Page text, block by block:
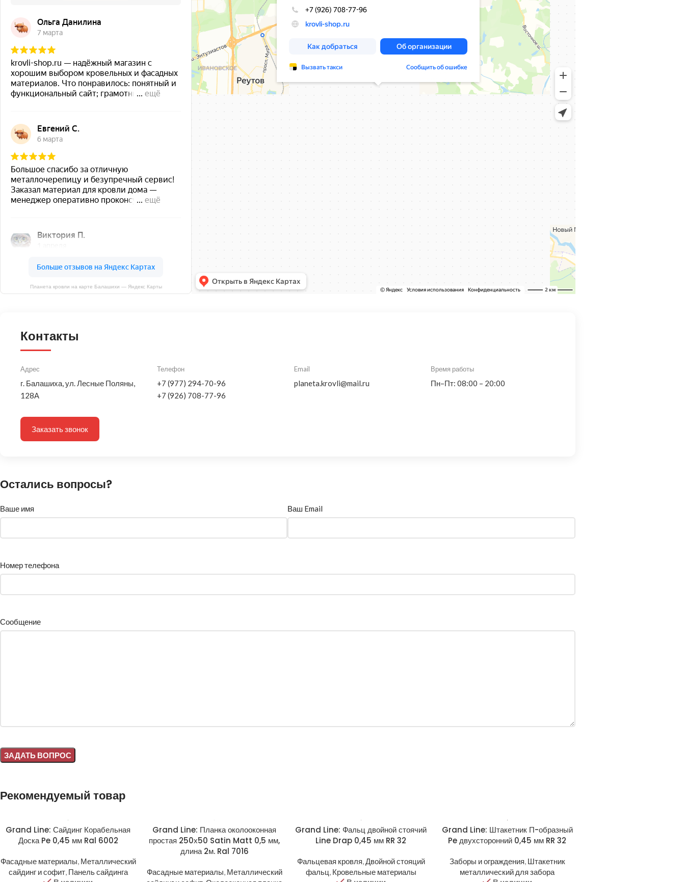
Планета кровли на карте Балашихи — Яндекс Карты
Контакты
Адрес
г. Балашиха, ул. Лесные Поляны,
128А
Телефон
+7 (977) 294-70-96
+7 (926) 708-77-96
Email
planeta.krovli@mail.ru
Время работы
Пн–Пт: 08:00 – 20:00
Заказать звонок
Остались вопросы?
Ваше имя Ваш Email
Номер телефона
Сообщение
Рекомендуемый товар
Grand Line: Сайдинг Корабельная
Доска Pe 0,45 мм Ral 6002
Фасадные материалы, Металлический
сайдинг и софит, Панель сайдинга
Grand Line: Планка околооконная
простая 250х50 Satin Matt 0,5 мм,
длина 2м. Ral 7016
Фасадные материалы, Металлический
Grand Line: Фальц двойной стоячий
Line Drap 0,45 мм RR 32
Фальцевая кровля,Двойной стояций
фальц, Кровельные материалы
Grand Line: Штакетник П-образный
Pe двухсторонний 0,45 мм RR 32
Заборы и ограждения, Штакетник
металлический для забора